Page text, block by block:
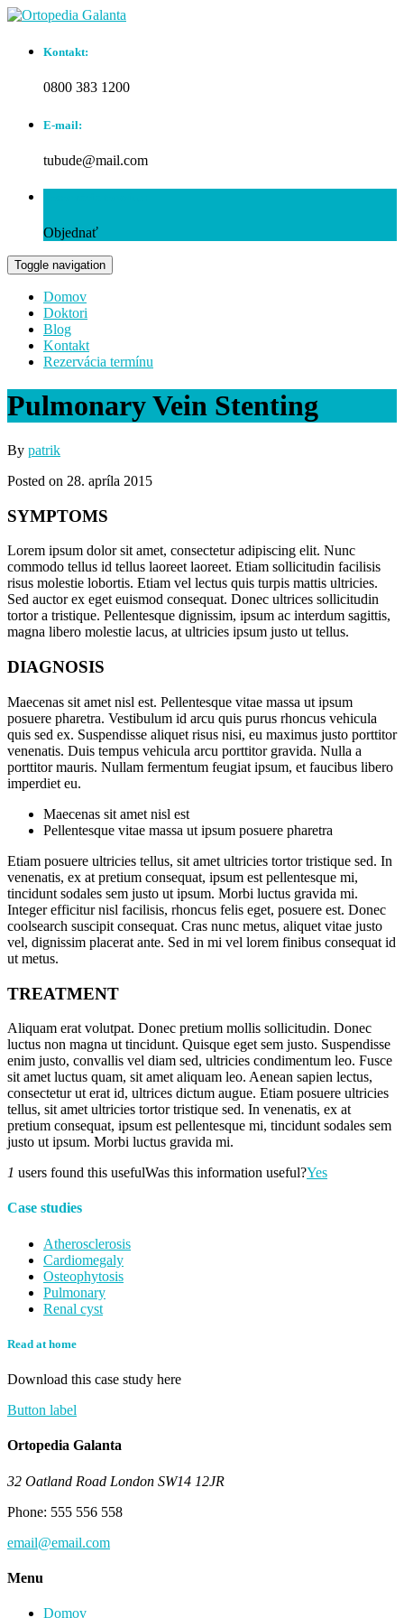
Kontakt:
0800 383 1200
E-mail:
tubude@mail.com
Objednať
Toggle navigation
Domov
Doktori
Blog
Kontakt
Rezervácia termínu
Pulmonary Vein Stenting
By patrik
Posted on 28. apríla 2015
SYMPTOMS
Lorem ipsum dolor sit amet, consectetur adipiscing elit. Nunc
commodo tellus id tellus laoreet laoreet. Etiam sollicitudin facilisis
risus molestie lobortis. Etiam vel lectus quis turpis mattis ultricies.
Sed auctor ex eget euismod consequat. Donec ultrices sollicitudin
tortor a tristique. Pellentesque dignissim, ipsum ac interdum sagittis,
magna libero molestie lacus, at ultricies ipsum justo ut tellus.
DIAGNOSIS
Maecenas sit amet nisl est. Pellentesque vitae massa ut ipsum
posuere pharetra. Vestibulum id arcu quis purus rhoncus vehicula
quis sed ex. Suspendisse aliquet risus nisi, eu maximus justo porttitor
venenatis. Duis tempus vehicula arcu porttitor gravida. Nulla a
porttitor mauris. Nullam fermentum feugiat ipsum, et faucibus libero
imperdiet eu.
Maecenas sit amet nisl est
Pellentesque vitae massa ut ipsum posuere pharetra
Etiam posuere ultricies tellus, sit amet ultricies tortor tristique sed. In
venenatis, ex at pretium consequat, ipsum est pellentesque mi,
tincidunt sodales sem justo ut ipsum. Morbi luctus gravida mi.
Integer efficitur nisl facilisis, rhoncus felis eget, posuere est. Donec
coolsearch suscipit consequat. Cras nunc metus, aliquet vitae justo
vel, dignissim placerat ante. Sed in mi vel lorem finibus consequat id
ut metus.
TREATMENT
Aliquam erat volutpat. Donec pretium mollis sollicitudin. Donec
luctus non magna ut tincidunt. Quisque eget sem justo. Suspendisse
enim justo, convallis vel diam sed, ultricies condimentum leo. Fusce
sit amet luctus quam, sit amet aliquam leo. Aenean sapien lectus,
consectetur ut erat id, ultrices dictum augue. Etiam posuere ultricies
tellus, sit amet ultricies tortor tristique sed. In venenatis, ex at
pretium consequat, ipsum est pellentesque mi, tincidunt sodales sem
justo ut ipsum. Morbi luctus gravida mi.
1 users found this usefulWas this information useful?Yes
Case studies
Atherosclerosis
Cardiomegaly
Osteophytosis
Pulmonary
Renal cyst
Read at home
Download this case study here
Button label
Ortopedia Galanta
32 Oatland Road London SW14 12JR
Phone: 555 556 558
email@email.com
Menu
Domov